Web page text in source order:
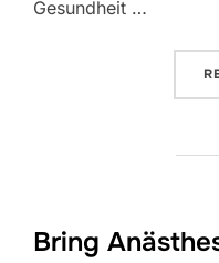
Gesundheit …
Bring